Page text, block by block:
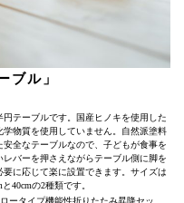
ブル」
円テーブルです。国産ヒノキを使用した
物質を使用していません。自然派塗料
安全なテーブルなので、子どもが食事を
バーを押さえながらテーブル側に脚を
に応じて楽に設置できます。サイズは
40cmの2種類です。